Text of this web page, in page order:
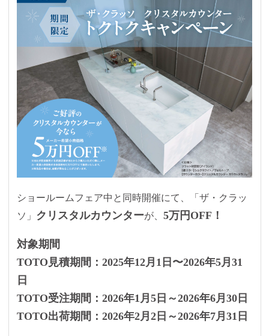
ショールームフェア中と同時開催にて、「ザ・クラッ
ソ」 クリスタルカウンターが、 5万円OFF！
対象期間
TOTO見積期間：2025年12月1日〜2026年5月31
日
TOTO受注期間：2026年1月5日～2026年6月30日
TOTO出荷期間：2026年2月2日～2026年7月31日